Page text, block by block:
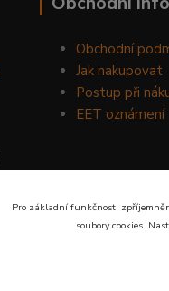
Obchodní
Jak nakupovat
Postup při
EET oznámení
Pro základní funkčnost,
soubory cookies.